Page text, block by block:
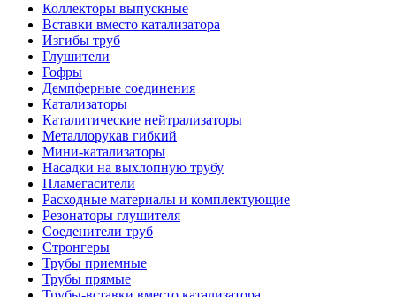
Коллекторы выпускные
Вставки вместо катализатора
Изгибы труб
Глушители
Гофры
Демпферные соединения
Катализаторы
Каталитические нейтрализаторы
Металлорукав гибкий
Мини-катализаторы
Насадки на выхлопную трубу
Пламегасители
Расходные материалы и комплектующие
Резонаторы глушителя
Соеденители труб
Стронгеры
Трубы приемные
Трубы прямые